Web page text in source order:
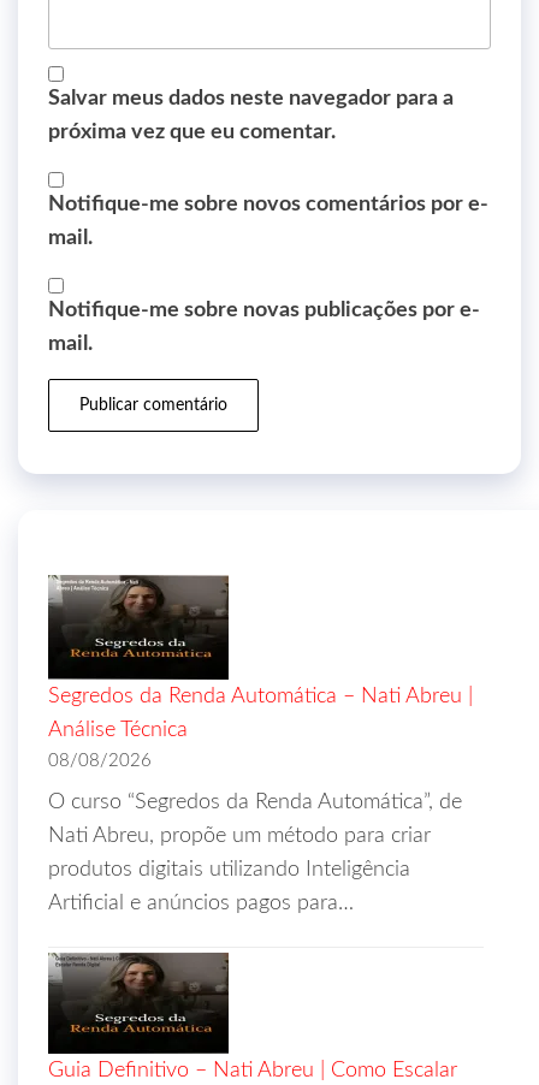
Salvar meus dados neste navegador para a
próxima vez que eu comentar.
Notifique-me sobre novos comentários por e-
mail.
Notifique-me sobre novas publicações por e-
mail.
Segredos da Renda Automática – Nati Abreu |
Análise Técnica
08/08/2026
O curso “Segredos da Renda Automática”, de
Nati Abreu, propõe um método para criar
produtos digitais utilizando Inteligência
Artificial e anúncios pagos para…
Guia Definitivo – Nati Abreu | Como Escalar